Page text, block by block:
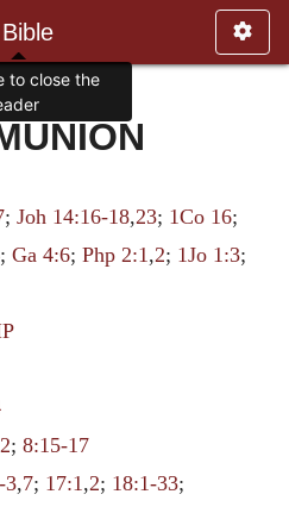
;Joh 14:16-18,23; 1Co 16;
;Ga 4:6;Php 2:1,2; 1Jo 1:3;
; 8:15-17
3,7; 17:1,2; 18:1-33;
to close the